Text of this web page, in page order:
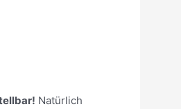
Natürlich